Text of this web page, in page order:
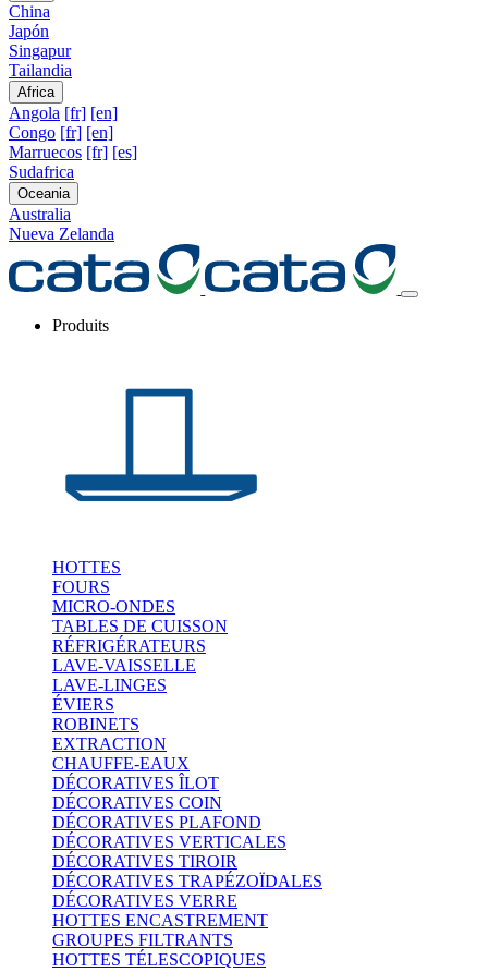
China
Japón
Singapur
Tailandia
Africa
Angola [fr] [en]
Congo [fr] [en]
Marruecos [fr] [es]
Sudafrica
Oceania
Australia
Nueva Zelanda
Produits
HOTTES
FOURS
MICRO-ONDES
TABLES DE CUISSON
RÉFRIGÉRATEURS
LAVE-VAISSELLE
LAVE-LINGES
ÉVIERS
ROBINETS
EXTRACTION
CHAUFFE-EAUX
DÉCORATIVES ÎLOT
DÉCORATIVES COIN
DÉCORATIVES PLAFOND
DÉCORATIVES VERTICALES
DÉCORATIVES TIROIR
DÉCORATIVES TRAPÉZOÏDALES
DÉCORATIVES VERRE
HOTTES ENCASTREMENT
GROUPES FILTRANTS
HOTTES TÉLESCOPIQUES